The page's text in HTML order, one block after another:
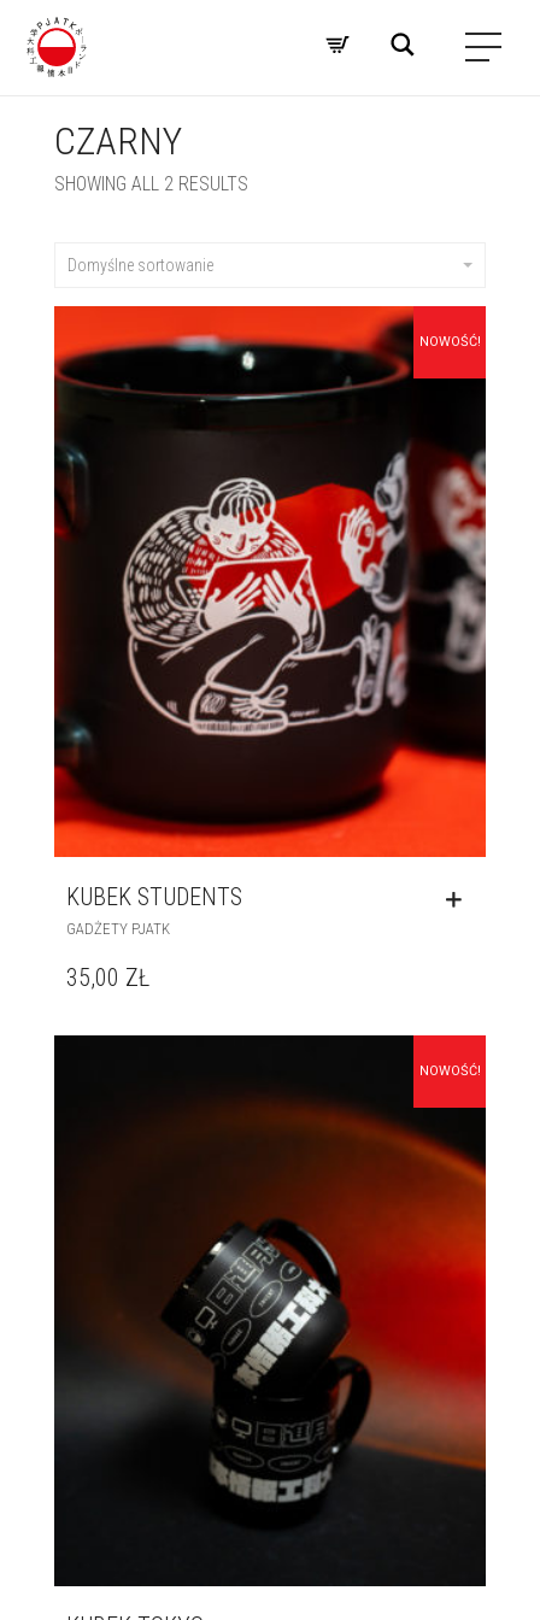
CZARNY
SHOWING ALL 2 RESULTS
Domyślne sortowanie
NOWOŚĆ!
KUBEK STUDENTS
GADŻETY PJATK
35,00 ZŁ
NOWOŚĆ!